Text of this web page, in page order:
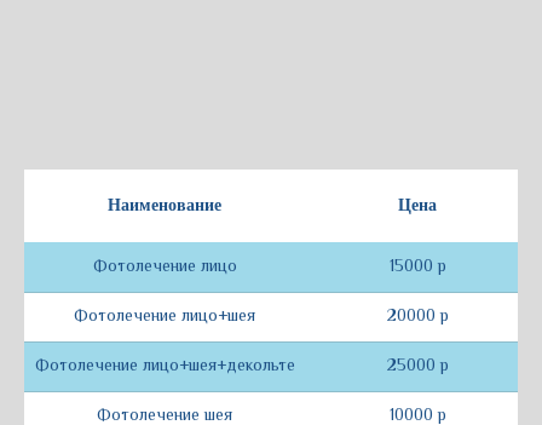
Наименование Цена
Фотолечение лицо
15000 р
Фотолечение лицо+шея
20000 р
Фотолечение лицо+шея+декольте
25000 р
Фотолечение шея
10000 р
Записаться